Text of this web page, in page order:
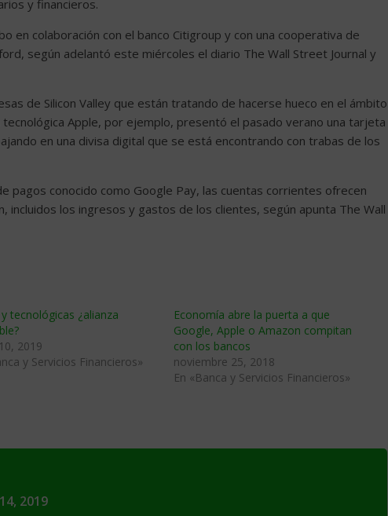
y financieros.
en colaboración con el banco Citigroup y con una cooperativa de
según adelantó este miércoles el diario The Wall Street Journal y
de Silicon Valley que están tratando de hacerse hueco en el ámbito
Apple, por ejemplo, presentó el pasado verano una tarjeta
en una divisa digital que se está encontrando con trabas de los
pagos conocido como Google Pay, las cuentas corrientes ofrecen
incluidos los ingresos y gastos de los clientes, según apunta The Wall
tecnológicas ¿alianza
2019
y Servicios Financieros»
Economía abre la puerta a que
Google, Apple o Amazon compitan
con los bancos
noviembre 25, 2018
En «Banca y Servicios Financieros»
2019